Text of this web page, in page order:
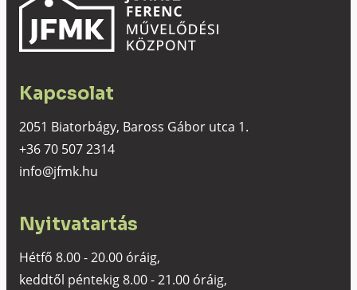
Kapcsolat
2051 Biatorbágy, Baross Gábor utca 1.
+36 70 507 2314
info@jfmk.hu
Nyitvatartás
Hétfő 8.00 - 20.00 óráig,
keddtől péntekig 8.00 - 21.00 óráig,